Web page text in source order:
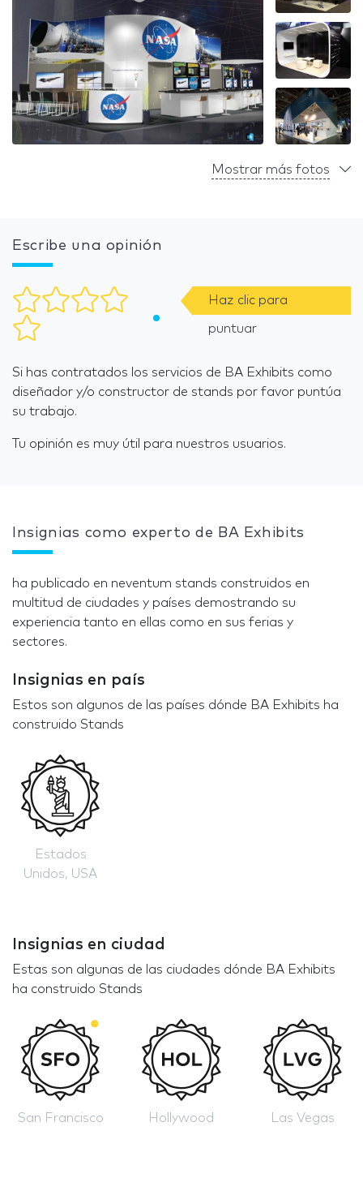
Mostrar más fotos
Escribe una opinión
Haz clic para
puntuar
Si has contratados los servicios de BA Exhibits como
diseñador y/o constructor de stands por favor puntúa
su trabajo.
Tu opinión es muy útil para nuestros usuarios.
Insignias como experto de BA Exhibits
ha publicado en neventum stands construidos en
multitud de ciudades y países demostrando su
experiencia tanto en ellas como en sus ferias y
sectores.
Insignias en país
Estos son algunos de las países dónde BA Exhibits ha
construido Stands
Estados
Unidos, USA
Insignias en ciudad
Estas son algunas de las ciudades dónde BA Exhibits
ha construido Stands
San Francisco Hollywood Las Vegas